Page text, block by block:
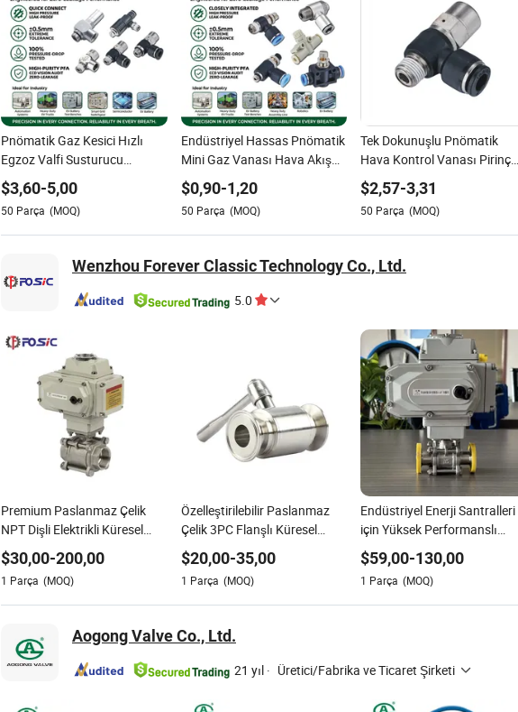
Pnömatik Gaz Kesici Hızlı
Egzoz Valfi Susturucu
Entegre Hava Akış Hız
Kontrolü Hassas Bileşen
Profesyonel Endüstriyel
Pnömatik Aletler için
$3,60-5,00
50 Parça (MOQ)
Endüstriyel Hassas Pnömatik
Mini Gaz Vanası Hava Akış
Kontrolü için Yüksek
Performanslı Tek Dokunuşla
Bağlantı Ayarlanabilir Hız
Fittings Otomasyon
$0,90-1,20
50 Parça (MOQ)
Tek Dokunuşlu Pnömatik
Hava Kontrol Vanası Pirinç
Plastik Malzeme Endüstriyel
Makine Uygulamaları İçin
Üretim Çin Yeni Kullanılmış
$2,57-3,31
50 Parça (MOQ)
Wenzhou Forever Classic Technology Co., Ltd.
5.0
Premium Paslanmaz Çelik
NPT Dişli Elektrikli Küresel
Vana ile Aktüatör Fabrika
Endüstriyel Vana Aktüatörleri
Elektrikli Küresel Vana ile
Motorlu Aktüatör
$30,00-200,00
1 Parça (MOQ)
Özelleştirilebilir Paslanmaz
Çelik 3PC Flanşlı Küresel
Vana Endüstriyel Kullanım
İçin
$20,00-35,00
1 Parça (MOQ)
Endüstriyel Enerji Santralleri
için Yüksek Performanslı
Açma/Kapama Küresel Vana
Anahtarı
$59,00-130,00
1 Parça (MOQ)
Aogong Valve Co., Ltd.
21 yıl · Üretici/Fabrika ve Ticaret Şirketi